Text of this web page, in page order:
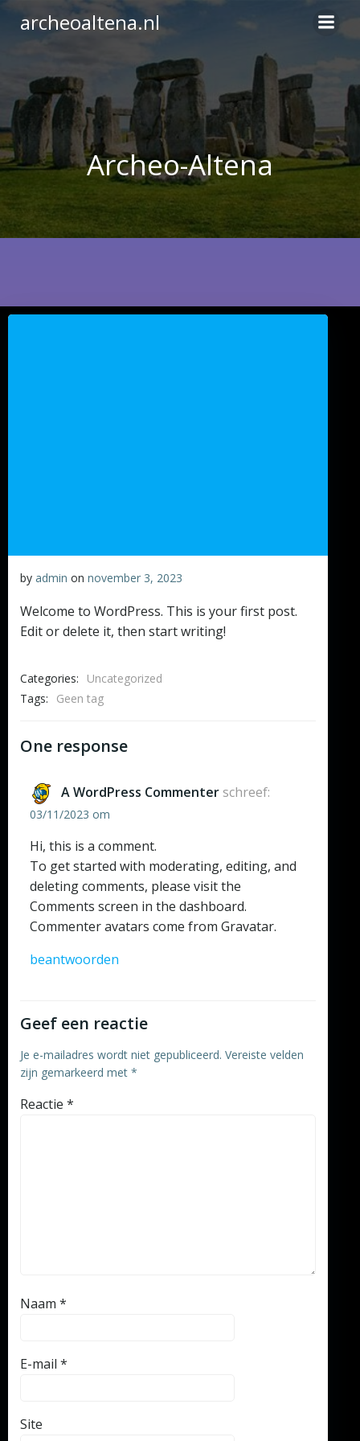
inhoud
archeoaltena.nl
Archeo-Altena
by admin on november 3, 2023
Welcome to WordPress. This is your first post.
Edit or delete it, then start writing!
Categories:
Uncategorized
Tags:
Geen tag
One response
A WordPress Commenter schreef:
03/11/2023 om
Hi, this is a comment.
To get started with moderating, editing, and
deleting comments, please visit the
Comments screen in the dashboard.
Commenter avatars come from Gravatar.
beantwoorden
Geef een reactie
Je e-mailadres wordt niet gepubliceerd. Vereiste velden
zijn gemarkeerd met *
Reactie *
Naam *
E-mail *
Site